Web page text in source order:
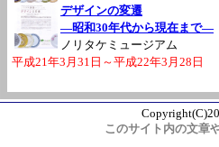
デザインの変遷
―昭和30年代から現在まで―
ノリタケミュージアム
平成21年3月31日～平成22年3月28日
このサイト内の文章